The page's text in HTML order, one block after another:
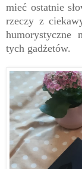
mieć ostatnie
rzeczy z
humorystyczne
tych gadżetów.